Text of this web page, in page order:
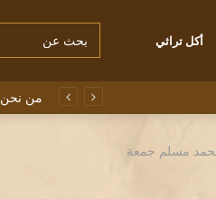
أكل تراثي
من نحن
مسلم جمعة